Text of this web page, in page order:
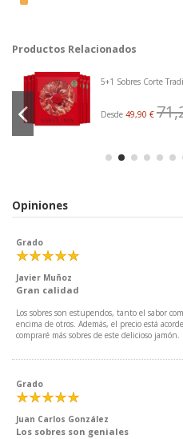
Productos Relacionados
5+1 Sobres Corte
Desde 49,90 €
Opiniones
Grado
Javier Muñoz
Gran calidad
Los sobres son estupendos, tanto el sabor
encima de otros. Además, el precio está
compraré más sobres de este delicioso jamón.
Grado
Juan Carlos González
Los sobres son geniales